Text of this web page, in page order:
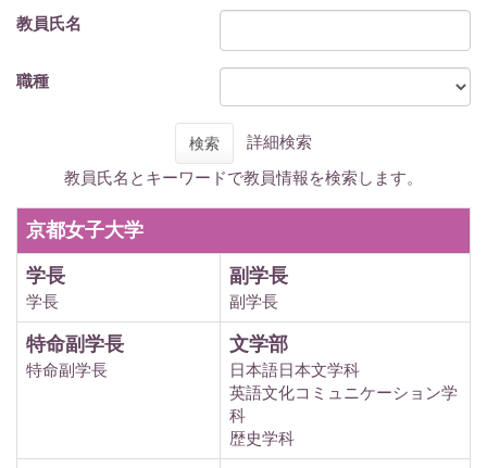
教員氏名
職種
検索
詳細検索
教員氏名とキーワードで教員情報を検索します。
京都女子大学
学長
学長
副学長
副学長
特命副学長
特命副学長
文学部
日本語日本文学科
英語文化コミュニケーション学
科
歴史学科